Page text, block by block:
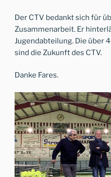
Der CTV bedankt sich für
Zusammenarbeit. Er
Jugendabteilung. Die über
sind die Zukunft des CTV.
Danke Fares.